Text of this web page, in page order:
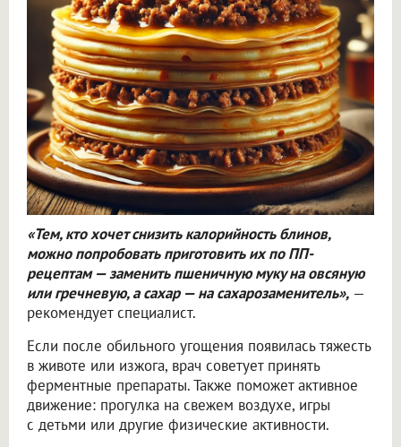
«Тем, кто хочет снизить калорийность блинов,
можно попробовать приготовить их по ПП-
рецептам — заменить пшеничную муку на овсяную
или гречневую, а сахар — на сахарозаменитель», —
рекомендует специалист.
Если после обильного угощения появилась тяжесть
в животе или изжога, врач советует принять
ферментные препараты. Также поможет активное
движение: прогулка на свежем воздухе, игры
с детьми или другие физические активности.